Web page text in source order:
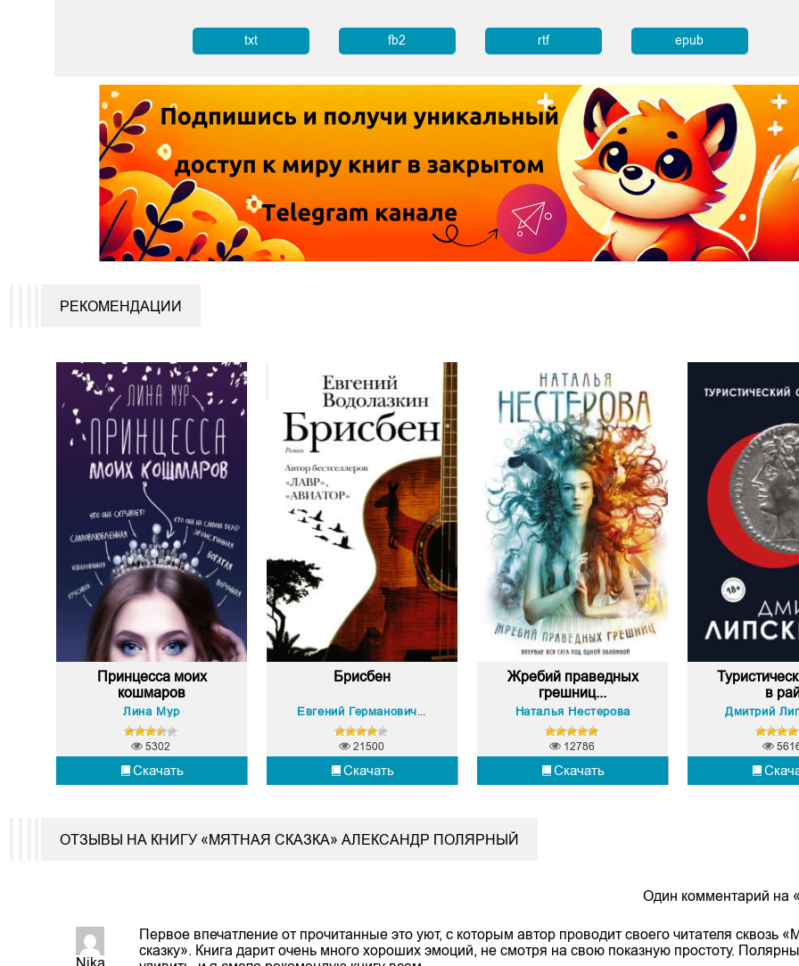
txt fb2 rtf epub
РЕКОМЕНДАЦИИ
Принцесса моих
кошмаров
Лина Мур
Скачать
5302
Брисбен
Скачать
21500
Жребий праведных
грешниц...
Наталья Нестерова
Скачать
12786
в
Дмитрий
ОТЗЫВЫ НА КНИГУ «МЯТНАЯ СКАЗКА» АЛЕКСАНДР ПОЛЯРНЫЙ
Один комментарий на
Nika
Первое впечатление от прочитанные это уют, с которым автор проводит своего читателя сквозь
сказку». Книга дарит очень много хороших эмоций, не смотря на свою показную простоту.